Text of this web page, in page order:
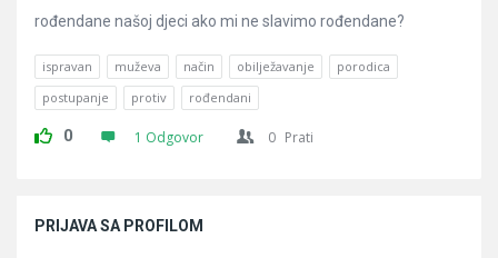
rođendane našoj djeci ako mi ne slavimo rođendane?
ispravan muževa način obilježavanje
porodica
postupanje
protiv rođendani
0 1 Odgovor 0 Prati
PRIJAVA SA PROFILOM